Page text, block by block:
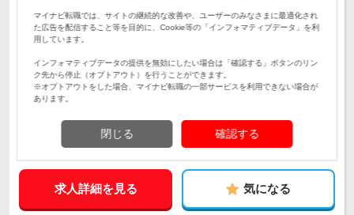
仕事内容
せ・不具合対応
なる方
【 経験・文理不問 】◆大切なのは⇒「やってみたい！」とい
タッフ活躍中 ◎要普免（AT可）
企業データ
求人詳細を見る 気になる
マイナビ転職では、サイトの継続的な改善や、ユーザーのみなさまに最適化され
た広告を配信すること等を目的に、Cookie等の「インフォマティブデータ」を利
用しています。
インフォマティブデータの提供を無効にしたい場合は「確認する」ボタンのリン
ク先から停止（オプトアウト）を行うことができます。
※オプトアウトをした場合、マイナビ転職の一部サービスを利用できない場合が
あります。
閉じる 確認する